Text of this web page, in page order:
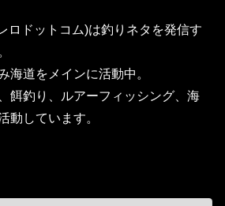
ロドットコム)は釣りネタを発信す
海道をメインに活動中。
餌釣り、ルアーフィッシング、海
動しています。